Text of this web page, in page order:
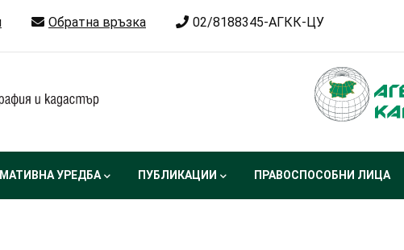
Обратна връзка 02/8188345-АГКК-ЦУ
УРЕДБА ПУБЛИКАЦИИ ПРАВОСПОСОБНИ ЛИЦА